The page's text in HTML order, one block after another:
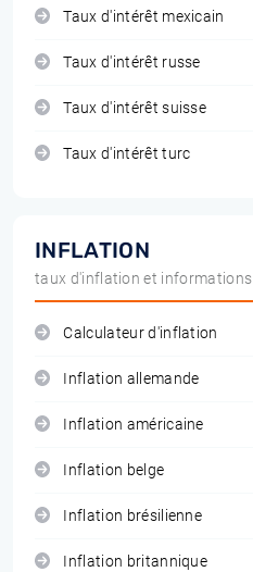
Taux d'intérêt mexicain
Taux d'intérêt russe
Taux d'intérêt suisse
Taux d'intérêt turc
INFLATION
taux d'inflation et informations
Calculateur d'inflation
Inflation allemande
Inflation américaine
Inflation belge
Inflation brésilienne
Inflation britannique